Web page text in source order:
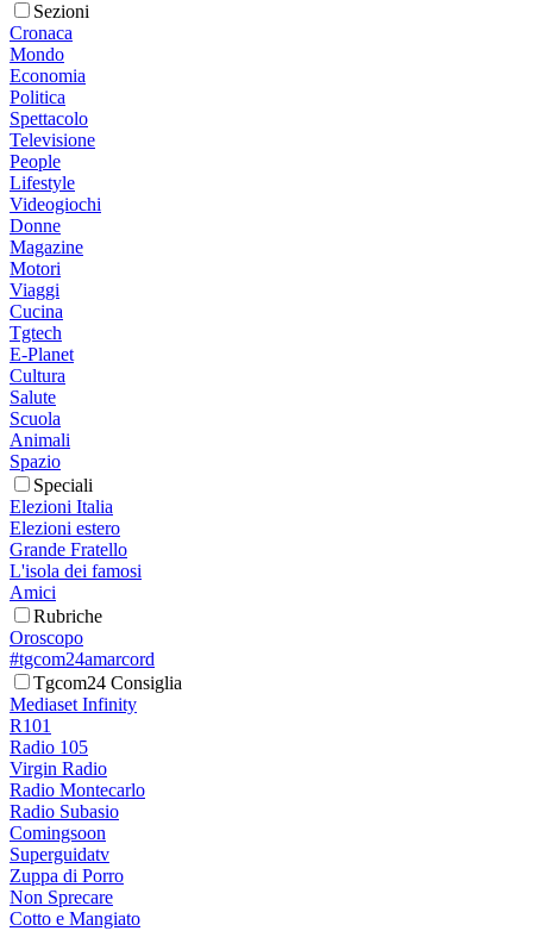
Sezioni
Cronaca
Mondo
Economia
Politica
Spettacolo
Televisione
People
Lifestyle
Videogiochi
Donne
Magazine
Motori
Viaggi
Cucina
Tgtech
E-Planet
Cultura
Salute
Scuola
Animali
Spazio
Speciali
Elezioni Italia
Elezioni estero
Grande Fratello
L'isola dei famosi
Amici
Rubriche
Oroscopo
#tgcom24amarcord
Tgcom24 Consiglia
Mediaset Infinity
R101
Radio 105
Virgin Radio
Radio Montecarlo
Radio Subasio
Comingsoon
Superguidatv
Zuppa di Porro
Non Sprecare
Cotto e Mangiato